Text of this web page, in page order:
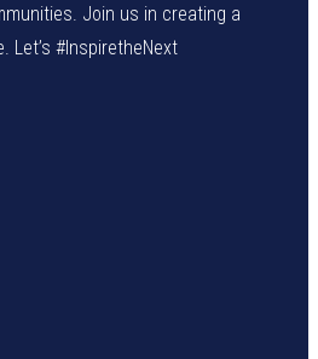
Join us in creating a
Let’s #InspiretheNext